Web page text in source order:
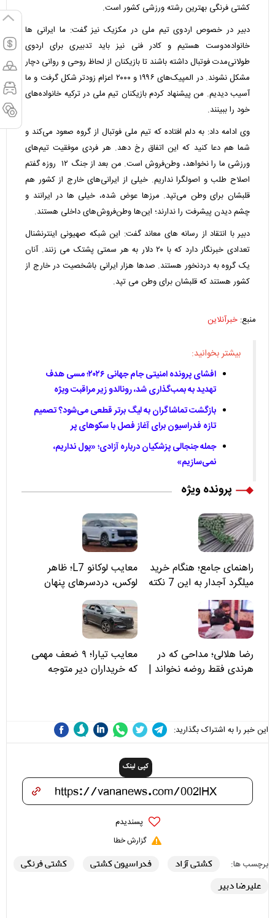
کشتی فرنگی بهترین رشته ورزشی کشور است.
دبیر در خصوص اردوی تیم ملی در مکزیک نیز گفت: ما ایرانی ها
خانواده‌دوست هستیم و کادر فنی نیز باید تدبیری برای اردوی
طولانی‌مدت فوتبال داشته باشند تا بازیکنان از لحاظ روحی و روانی دچار
مشکل نشوند. در المپیک‌های ۱۹۹۶ و ۲۰۰۰ اعزام زودتر شکل گرفت و ما
آسیب دیدیم. من پیشنهاد کردم بازیکنان تیم ملی در ترکیه خانواده‌های
خود را ببینند.
وی ادامه داد: به دلم افتاده که تیم ملی فوتبال از گروه صعود می‌کند و
شما هم دعا کنید که این اتفاق رخ دهد. هر فردی موفقیت تیم‌های
ورزشی ما را نخواهد، وطن‌فروش است. من بعد از جنگ ۱۲ روزه گفتم
اصلاح طلب و اصولگرا نداریم. خیلی از ایرانی‌های خارج از کشور هم
قلبشان برای وطن می‌تپد. مرزها عوض شده، خیلی ها در ایرانند و
چشم دیدن پیشرفت را ندارند؛ این‌ها وطن‌فروش‌های داخلی هستند.
دبیر با انتقاد از رسانه های معاند گفت: این شبکه صهیونی اینترنشنال
تعدادی خبرنگار دارد که با ۲۰ دلار به هر سمتی پشتک می زنند. آنان
یک گروه به دردنخور هستند. صدها هزار ایرانی باشخصیت در خارج از
کشور هستند که قلبشان برای وطن می تپد.
منبع: خبرآنلاین
بیشتر بخوانید:
افشای پرونده امنیتی جام جهانی ۲۰۲۶؛ مسی هدف
تهدید به بمب‌گذاری شد، رونالدو زیر مراقبت ویژه
بازگشت تماشاگران به لیگ برتر قطعی می‌شود؟ تصمیم
تازه فدراسیون برای آغاز فصل با سکوهای پر
جمله جنجالی پزشکیان درباره آزادی؛ «پول نداریم،
نمی‌سازیم»
پرونده ویژه
راهنمای جامع؛ هنگام خرید
میلگرد آجدار به این 7 نکته
توجه کنید
معایب لوکانو L7؛ ظاهر
لوکس، دردسرهای پنهان
رضا هلالی؛ مداحی که در
هرندی فقط روضه نخواند |
معایب تیارا؛ ۹ ضعف مهمی
که خریداران دیر متوجه
این خبر را به اشتراک بگذارید:
کپی لینک
پسندیدم
گزارش خطا
برچسب ها: کشتی آزاد فدراسیون کشتی
کشتی فرنگی
علیرضا دبیر